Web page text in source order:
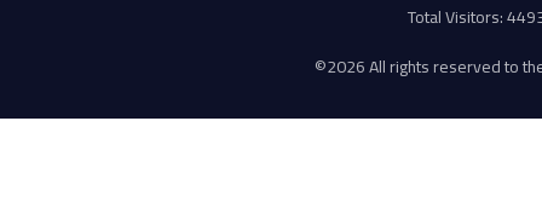
Total Visitors:
©2026 All rights reserved to